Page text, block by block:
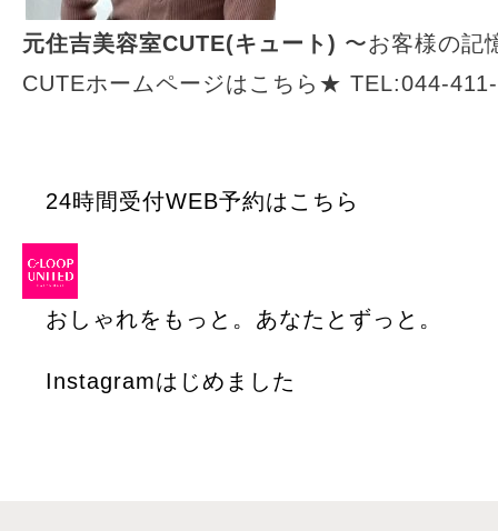
元住吉美容室CUTE(キュート) 〜お客様の記
CUTEホームページはこちら★ TEL:044-
24時間受付WEB予約はこちら
おしゃれをもっと。あなたとずっと。
Instagramはじめました